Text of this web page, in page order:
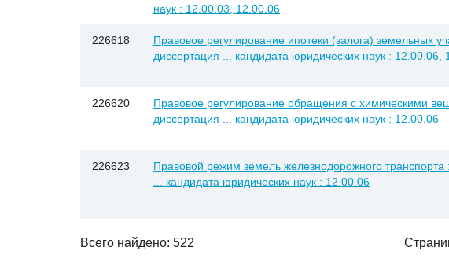
наук : 12.00.03, 12.00.06
226618
Правовое регулирование ипотеки (залога) земельных
диссертация ... кандидата юридических наук : 12.00.06,
226620
Правовое регулирование обращения с химическими
диссертация ... кандидата юридических наук : 12.00.06
226623
Правовой режим земель железнодорожного транспорта
... кандидата юридических наук : 12.00.06
Всего найдено: 522